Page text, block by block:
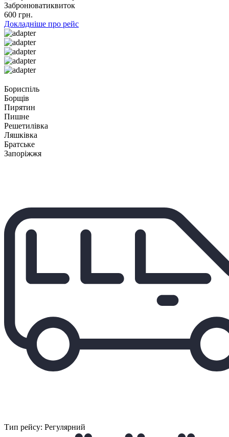
Забронюватиквиток
600 грн.
Докладніше про рейс
Бориспіль
Борщів
Пирятин
Пишне
Решетилівка
Ляшківка
Братське
Запоріжжя
Тип рейсу: Регулярний